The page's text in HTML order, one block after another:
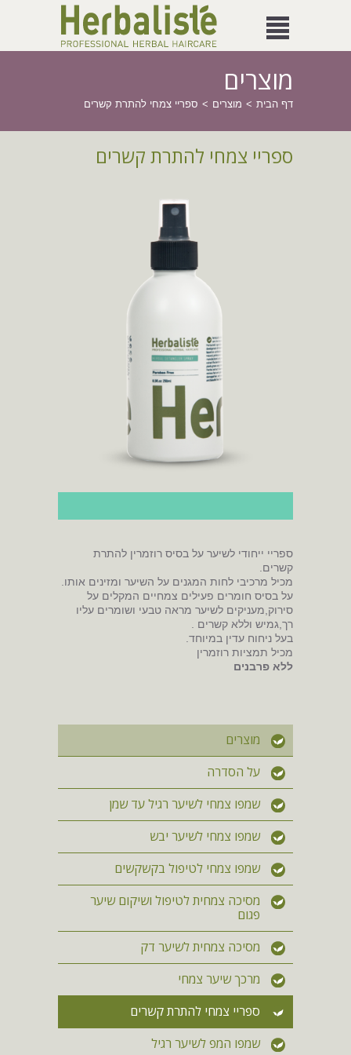
מוצרים
דף הבית מוצרים ספריי צמחי להתרת קשרים
ספריי צמחי להתרת קשרים
ספריי ייחודי לשיער על בסיס רוזמרין להתרת
קשרים.
מכיל מרכיבי לחות המגנים על השיער ומזינים אותו.
על בסיס חומרים פעילים צמחיים המקלים על
סירוק,מעניקים לשיער מראה טבעי ושומרים עליו
רך,גמיש וללא קשרים .
בעל ניחוח עדין במיוחד.
מכיל תמציות רוזמרין
ללא פרבנים
מוצרים
על הסדרה
שמפו צמחי לשיער רגיל עד שמן
שמפו צמחי לשיער יבש
שמפו צמחי לטיפול בקשקשים
מסיכה צמחית לטיפול ושיקום שיער
פגום
מסיכה צמחית לשיער דק
מרכך שיער צמחי
ספריי צמחי להתרת קשרים
שמפו המפ לשיער רגיל